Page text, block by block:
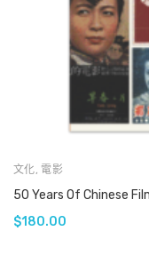
文化, 電影
50 Years Of Chinese
$180.00